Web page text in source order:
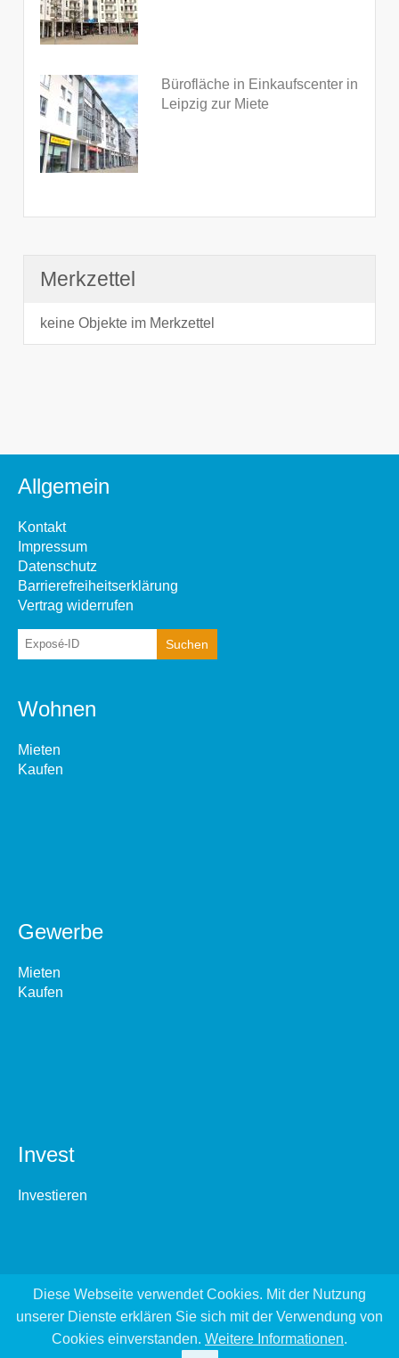
Bürofläche in Einkaufscenter in
Leipzig zur Miete
Merkzettel
keine Objekte im Merkzettel
Allgemein
Kontakt
Impressum
Datenschutz
Barrierefreiheitserklärung
Vertrag widerrufen
Wohnen
Mieten
Kaufen
Gewerbe
Mieten
Kaufen
Invest
Investieren
Diese Webseite verwendet Cookies. Mit der Nutzung
unserer Dienste erklären Sie sich mit der Verwendung von
Cookies einverstanden. Weitere Informationen.